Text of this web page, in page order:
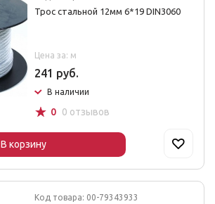
Трос стальной 12мм 6*19 DIN3060
Цена за: м
241 руб.
В наличии
☆ 0 0 отзывов
В корзину
Код товара: 00-79343933